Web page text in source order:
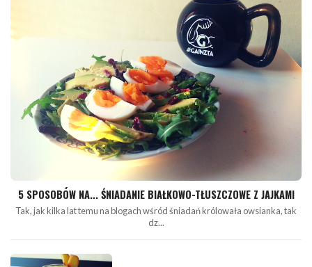
5 SPOSOBÓW NA... ŚNIADANIE BIAŁKOWO-TŁUSZCZOWE Z JAJKAMI
Tak, jak kilka lat temu na blogach wśród śniadań królowała owsianka, tak
dz...